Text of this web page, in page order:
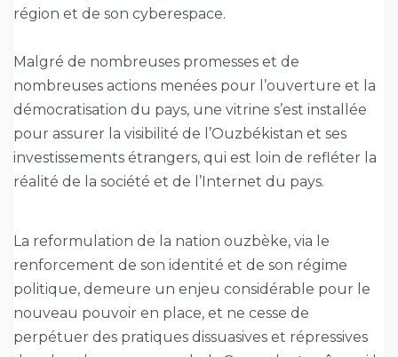
région et de son cyberespace.
Malgré de nombreuses promesses et de
nombreuses actions menées pour l’ouverture et la
démocratisation du pays, une vitrine s’est installée
pour assurer la visibilité de l’Ouzbékistan et ses
investissements étrangers, qui est loin de refléter la
réalité de la société et de l’Internet du pays.
La reformulation de la nation ouzbèke, via le
renforcement de son identité et de son régime
politique, demeure un enjeu considérable pour le
nouveau pouvoir en place, et ne cesse de
perpétuer des pratiques dissuasives et répressives